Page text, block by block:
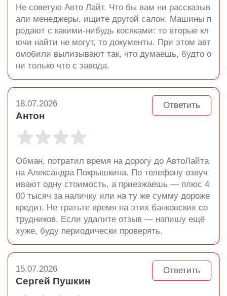
Не советую Авто Лайт. Что бы вам ни рассказыв
али менеджеры, ищите другой салон. Машины п
родают с какими-нибудь косяками: то вторые кл
ючи найти не могут, то документы. При этом авт
омобили вылизывают так, что думаешь, будто о
ни только что с завода.
Ответить
18.07.2026
Антон
Обман, потратил время на дорогу до АвтоЛайта
на Александра Покрышкина. По телефону озвуч
ивают одну стоимость, а приезжаешь — плюс 4
00 тысяч за наличку или на ту же сумму дороже
кредит. Не тратьте время на этих банковских со
трудников. Если удалите отзыв — напишу ещё
хуже, буду периодически проверять.
Ответить
15.07.2026
Сергей Пушкин